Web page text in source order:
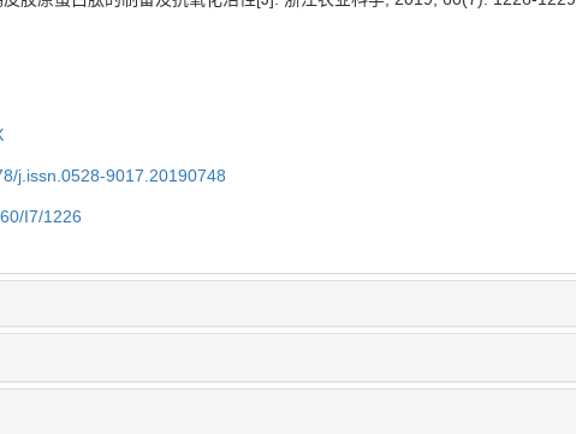
j.issn.0528-9017.20190748
I7/1226